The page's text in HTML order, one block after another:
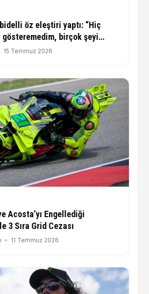
öz eleştiri yaptı: “Hiç
birçok şeyi
gerekiyor”
15 Temmuz 2026
Acosta’yı Engellediği
3 Sıra Grid Cezası
11 Temmuz 2026